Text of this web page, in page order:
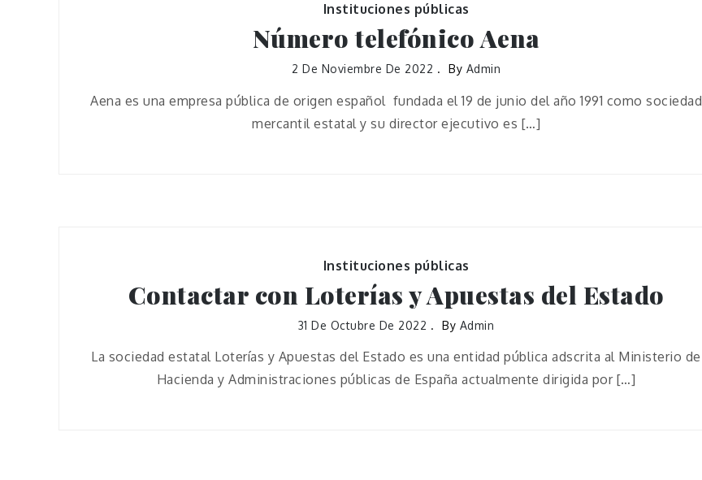
Instituciones públicas
Número telefónico Aena
2 De Noviembre De 2022 By Admin
Aena es una empresa pública de origen español fundada el 19 de junio del año 1991 como sociedad
mercantil estatal y su director ejecutivo es […]
Instituciones públicas
Contactar con Loterías y Apuestas del Estado
31 De Octubre De 2022 By Admin
La sociedad estatal Loterías y Apuestas del Estado es una entidad pública adscrita al Ministerio de
Hacienda y Administraciones públicas de España actualmente dirigida por […]